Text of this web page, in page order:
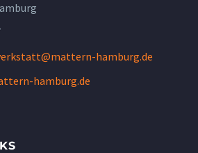
hamburg.de
hamburg.de